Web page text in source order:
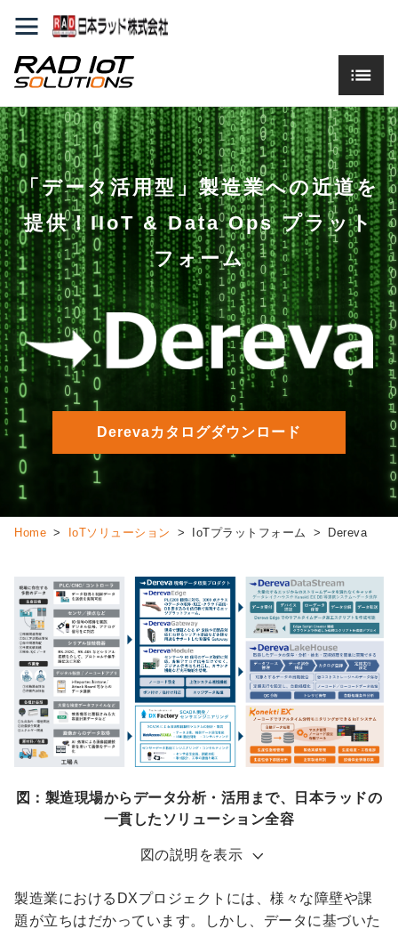
「データ活用型」製造業への近道を
提供！IIoT & Data Ops プラット
フォーム
Derevaカタログダウンロード
Home IoTソリューション IoTプラットフォーム Dereva
図：製造現場からデータ分析・活用まで、日本ラッドの
一貫したソリューション全容
図の説明を表示
製造業におけるDXプロジェクトには、様々な障壁や課
題が立ちはだかっています。しかし、データに基づいた